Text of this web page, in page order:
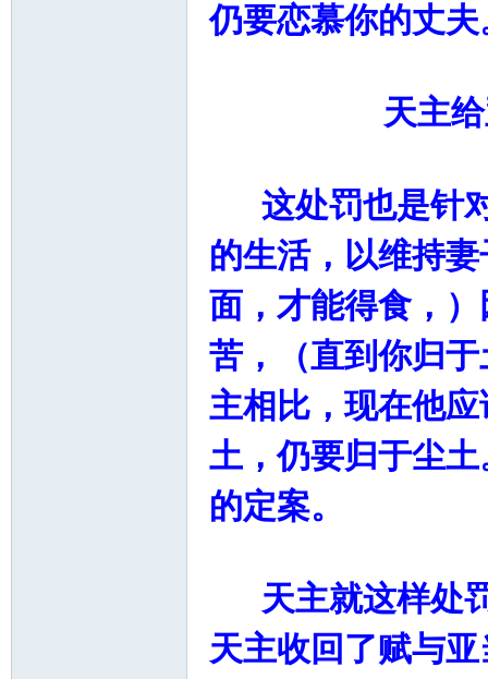
仍要恋慕你的丈夫
天主给亚当
这处罚也是针对
的生活，以维持
面，才能得食，
苦，（直到你归
主相比，现在他
土，仍要归于尘
的定案。
天主就这样处罚
天主收回了赋与